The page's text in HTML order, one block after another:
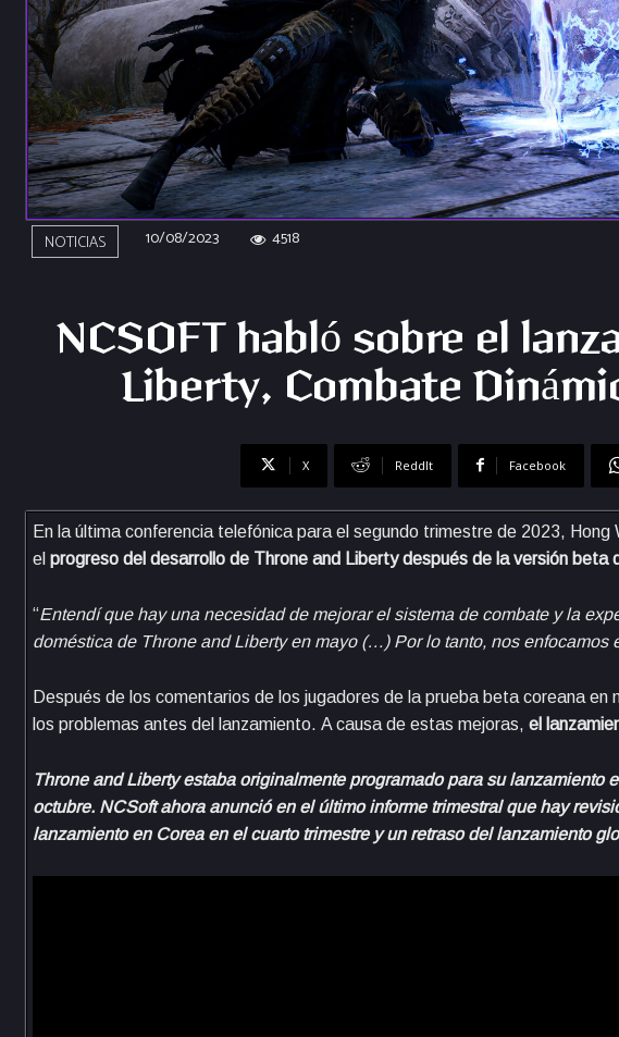
NOTICIAS 10/08/2023 4518
NCSOFT habló sobre el
Liberty, Combate
X ReddIt Facebook
En la última conferencia telefónica para el segundo trimestre de 2023,
el progreso del desarrollo de Throne and Liberty después de la versión beta
“Entendí que hay una necesidad de mejorar el sistema de combate y la
doméstica de Throne and Liberty en mayo (…) Por lo tanto, nos enfocamos
Después de los comentarios de los jugadores de la prueba beta coreana
los problemas antes del lanzamiento. A causa de estas mejoras, el
Throne and Liberty estaba originalmente programado para su lanzamiento
octubre. NCSoft ahora anunció en el último informe trimestral que hay
lanzamiento en Corea en el cuarto trimestre y un retraso del lanzamiento